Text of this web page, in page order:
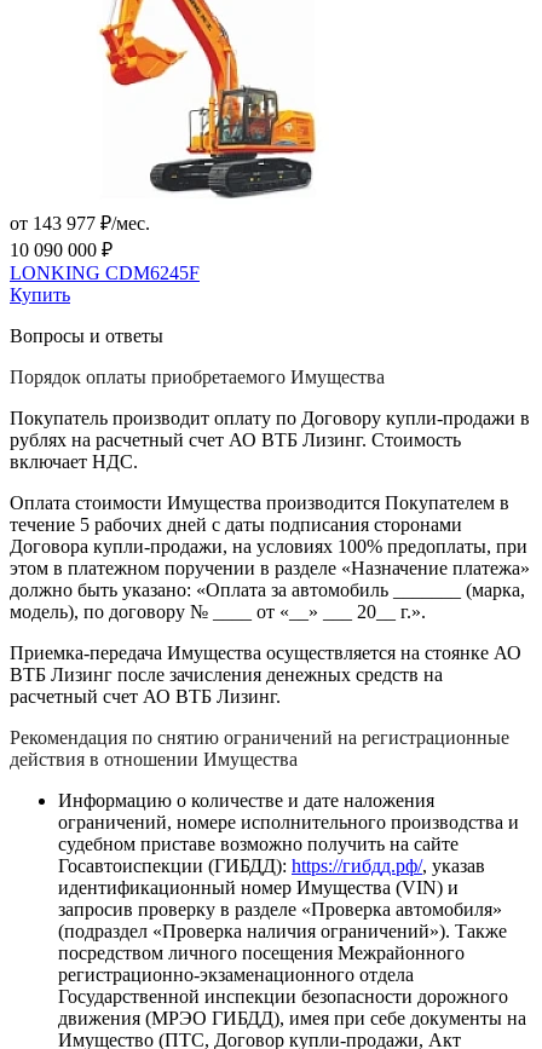
от 143 977 ₽/мес.
10 090 000 ₽
LONKING CDM6245F
Купить
Вопросы и ответы
Порядок оплаты приобретаемого Имущества
Покупатель производит оплату по Договору купли-продажи в
рублях на расчетный счет АО ВТБ Лизинг. Стоимость
включает НДС.
Оплата стоимости Имущества производится Покупателем в
течение 5 рабочих дней с даты подписания сторонами
Договора купли-продажи, на условиях 100% предоплаты, при
этом в платежном поручении в разделе «Назначение платежа»
должно быть указано: «Оплата за автомобиль _______ (марка,
модель), по договору № ____ от «__» ___ 20__ г.».
Приемка-передача Имущества осуществляется на стоянке АО
ВТБ Лизинг после зачисления денежных средств на
расчетный счет АО ВТБ Лизинг.
Рекомендация по снятию ограничений на регистрационные
действия в отношении Имущества
Информацию о количестве и дате наложения
ограничений, номере исполнительного производства и
судебном приставе возможно получить на сайте
Госавтоиспекции (ГИБДД): https://гибдд.рф/, указав
идентификационный номер Имущества (VIN) и
запросив проверку в разделе «Проверка автомобиля»
(подраздел «Проверка наличия ограничений»). Также
посредством личного посещения Межрайонного
регистрационно-экзаменационного отдела
Государственной инспекции безопасности дорожного
движения (МРЭО ГИБДД), имея при себе документы на
Имущество (ПТС, Договор купли-продажи, Акт